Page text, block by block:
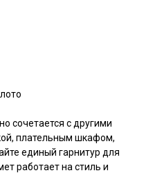
сочетается с другими
плательным шкафом,
единый гарнитур для
работает на стиль и